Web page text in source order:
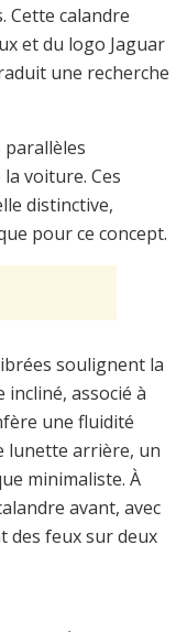
Cette calandre
et du logo Jaguar
une recherche
parallèles
voiture. Ces
distinctive,
pour ce concept.
soulignent la
associé à
une fluidité
lunette arrière, un
minimaliste. À
avant, avec
des feux sur deux